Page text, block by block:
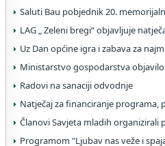
Saluti Bau pobjednik 20.
LAG „ Zeleni bregi“ objavljuje
Uz Dan općine igra i zabava za
Ministarstvo gospodarstva
Radovi na sanaciji odvodnje
Natječaj za financiranje programa,
Članovi Savjeta mladih organizirali
Programom "Ljubav nas veže i